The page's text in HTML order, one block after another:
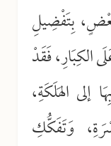
بِتَفْضِيلِ
الكِبَارِ، فَقَدْ
الهَلَكَةِ،
وَتَفَكُّكِ